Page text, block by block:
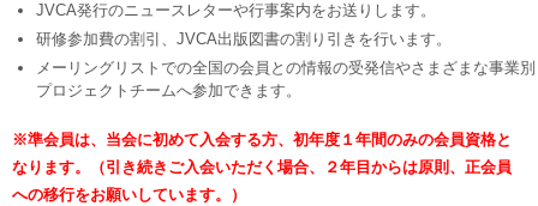
JVCA発行のニュースレターや行事案内をお送りします。
研修参加費の割引、JVCA出版図書の割り引きを行います。
メーリングリストでの全国の会員との情報の受発信やさまざまな事業別
プロジェクトチームへ参加できます。
※準会員は、当会に初めて入会する方、初年度１年間のみの会員資格と
なります。（引き続きご入会いただく場合、２年目からは原則、正会員
への移行をお願いしています。）